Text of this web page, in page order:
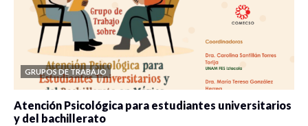
GRUPOS DE TRABAJO
Atención Psicológica para estudiantes universitarios
y del bachillerato